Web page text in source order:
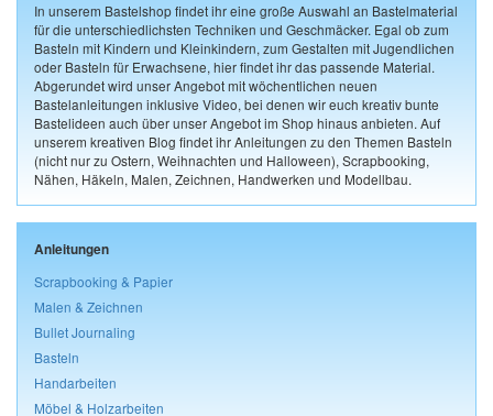
In unserem Bastelshop findet ihr eine große Auswahl an Bastelmaterial
für die unterschiedlichsten Techniken und Geschmäcker. Egal ob zum
Basteln mit Kindern und Kleinkindern, zum Gestalten mit Jugendlichen
oder Basteln für Erwachsene, hier findet ihr das passende Material.
Abgerundet wird unser Angebot mit wöchentlichen neuen
Bastelanleitungen inklusive Video, bei denen wir euch kreativ bunte
Bastelideen auch über unser Angebot im Shop hinaus anbieten. Auf
unserem kreativen Blog findet ihr Anleitungen zu den Themen Basteln
(nicht nur zu Ostern, Weihnachten und Halloween), Scrapbooking,
Nähen, Häkeln, Malen, Zeichnen, Handwerken und Modellbau.
Anleitungen
Scrapbooking & Papier
Malen & Zeichnen
Bullet Journaling
Basteln
Handarbeiten
Möbel & Holzarbeiten